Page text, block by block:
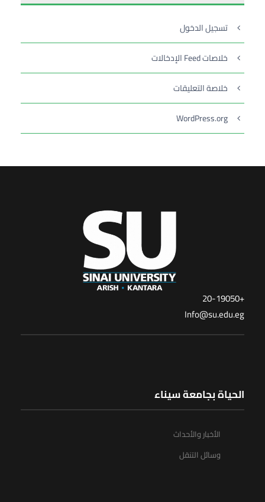
تسجيل الدخول
خلاصات Feed الإدخالات
خلاصة التعليقات
WordPress.org
+20-19050
Info@su.edu.eg
الحياة بجامعة سيناء
الأخبار والأحداث
وسائل التنقل